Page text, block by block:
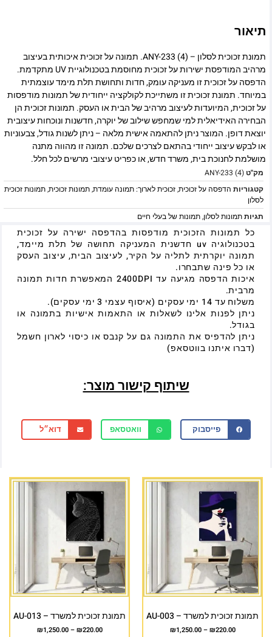
תיאור
תמונת זכוכית לסלון – ANY-233 (4). תמונה על זכוכית איכותית בעיצוב
מרהיב המודפסת ישירות על זכוכית מחוסמת בטכנולוגיית UV מתקדמת.
הדפסה על זכוכית זו מעניקה עומק, חדות ותחושת תלת מימד עוצמתית
במיוחד. תמונת זכוכית זו משתייכת לקולקציה ייחודית של תמונות מודפסות
על זכוכית, המיועדות לעיצוב מרהיב של הבית או העסק. תמונות זכוכית הן
הבחירה האידיאלית למי שמחפש שילוב של יוקרה, חדשנות ונוכחות עיצובית
יוצאת דופן. המוצר ניתן להתאמה אישית מלאה – ניתן לשנות גודל, צבעוניות
או לבקש עיצוב ייחודי בהתאם לצרכים שלכם. תמונה זו מהווה מתנה
מושלמת לחנוכת בית, משרד חדש, או כפריט עיצובי מרשים לכל חלל.
מק"טANY-233 (4)
קטגוריות הדפסה על זכוכית,זכוכית לארוך: תמונה עומדת,תמונות זכוכית,תמונות זכוכית
לסלון
תגיותתמונות לסלון,תמונות של בעלי חיים
כל תמונות הזכוכית מודפסות בהדפסה ישירה על זכוכית
בטכנולוגיה uv חדשנית המעניקה תחושה של תלת מיימד,
תמונה יוקרתית לתליה על הקיר, לעיצוב הבית, עיצוב העסק
או כל פינה שתבחרו.
איכות הדפסה מגיעה עד 2400DPI המאפשרת חדות תמונה
מרבית.
משלוח עד 14 ימי עסקים (איסוף עצמי 3 ימי עסקים).
ניתן לפנות אלינו לשאלות או התאמות אישיות בתמונה או
בגודל.
ניתן להדפיס את התמונה גם על קנבס או כיסוי לארון חשמל
(דברו איתנו בווטסאפ)
שיתוף קישור מוצר:
פייסבוק וואטסאפ דוא״ל
תמונת זכוכית למשרד – AU-003
₪220.00
–
₪1,250.00
תמונת זכוכית למשרד – AU-013
₪220.00
–
₪1,250.00